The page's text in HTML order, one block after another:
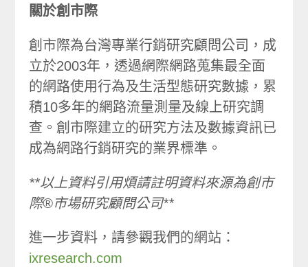
關於創市際
創市際為台灣專業行銷研究顧問公司，成
立於2003年，透過網際網路蒐集最全面
的網路使用行為及生活型態研究數據，累
積10多年的網路流量測量及線上研究調
查。創市際建立的研究方法及數據資訊已
成為網路行銷研究的業界標準。
**以上資料引用煩請註明資料來源為創市
際®市場研究顧問公司**
進一步資料，請參觀我們的網站：
ixresearch.com